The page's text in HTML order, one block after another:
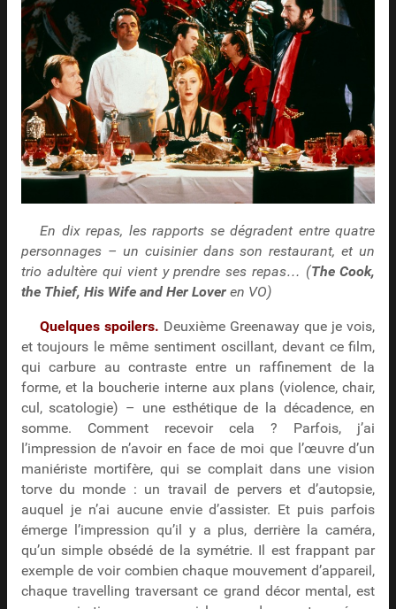
En dix repas, les rapports se dégradent entre quatre
personnages – un cuisinier dans son restaurant, et un
trio adultère qui vient y prendre ses repas… (The Cook,
the Thief, His Wife and Her Loveren VO)
Quelques spoilers. Deuxième Greenaway que je vois,
et toujours le même sentiment oscillant, devant ce film,
qui carbure au contraste entre un raffinement de la
forme, et la boucherie interne aux plans (violence, chair,
cul, scatologie) – une esthétique de la décadence, en
somme. Comment recevoir cela ? Parfois, j’ai
l’impression de n’avoir en face de moi que l’œuvre d’un
maniériste mortifère, qui se complait dans une vision
torve du monde : un travail de pervers et d’autopsie,
auquel je n’ai aucune envie d’assister. Et puis parfois
émerge l’impression qu’il y a plus, derrière la caméra,
qu’un simple obsédé de la symétrie. Il est frappant par
exemple de voir combien chaque mouvement d’appareil,
chaque travelling traversant ce grand décor mental, est